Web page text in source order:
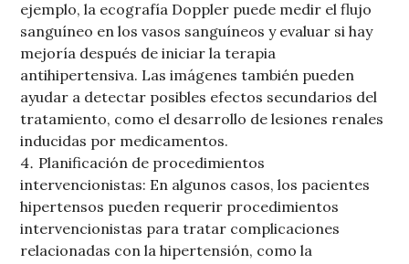
ejemplo, la ecografía Doppler puede medir el flujo
sanguíneo en los vasos sanguíneos y evaluar si hay
mejoría después de iniciar la terapia
antihipertensiva. Las imágenes también pueden
ayudar a detectar posibles efectos secundarios del
tratamiento, como el desarrollo de lesiones renales
inducidas por medicamentos.
Planificación de procedimientos
intervencionistas: En algunos casos, los pacientes
hipertensos pueden requerir procedimientos
intervencionistas para tratar complicaciones
relacionadas con la hipertensión, como la